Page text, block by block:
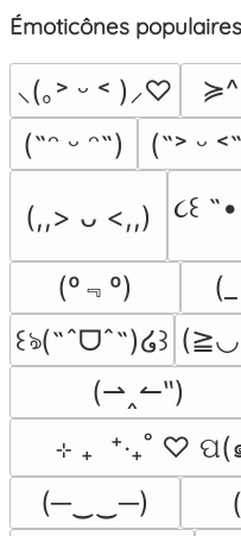
Émoticônes populaires
⸜(｡˃ ᵕ ˂ )⸝♡
(˶ᵔ ᵕ ᵔ˶)
(˶˃ ᵕ
(,,> ᴗ <,,) ૮꒰
(º﹃º)
꒰ঌ(˶ˆᗜˆ˵)໒꒱
(⇀‸↼‶)
⊹ ₊  ⁺‧₊˚ ♡
(─‿‿─)